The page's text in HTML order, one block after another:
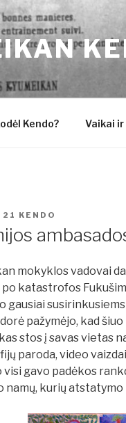
Kendo? Vaikai ir
KENDO
mokyklos vadovai
katastrofos
gausiai
pažymėjo, kad
stos į savas vietas
paroda, video
gavo padėkos
namų, kurių